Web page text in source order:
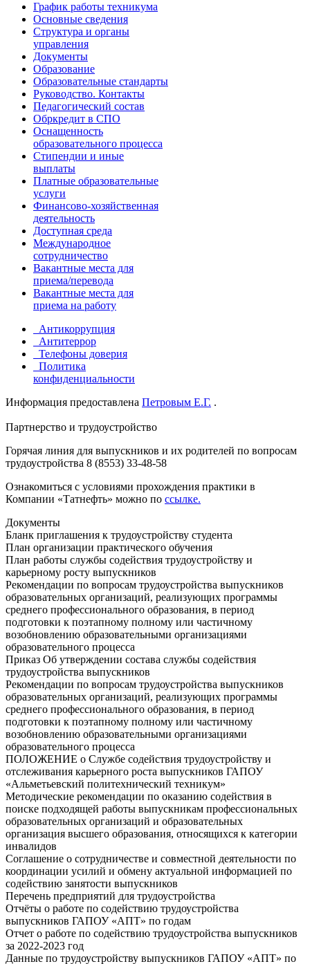
График работы техникума
Основные сведения
Структура и органы
управления
Документы
Образование
Образовательные стандарты
Руководство. Контакты
Педагогический состав
Обркредит в СПО
Оснащенность
образовательного процесса
Стипендии и иные
выплаты
Платные образовательные
услуги
Финансово-хозяйственная
деятельность
Доступная среда
Международное
сотрудничество
Вакантные места для
приема/перевода
Вакантные места для
приема на работу
Антикоррупция
Антитеррор
Телефоны доверия
Политика
конфиденциальности
Информация предоставлена Петровым Е.Г. .
Партнерство и трудоустройство
Горячая линия для выпускников и их родителей по вопросам
трудоустройства 8 (8553) 33-48-58
Ознакомиться с условиями прохождения практики в
Компании «Татнефть» можно по ссылке.
Документы
Бланк приглашения к трудоустройству студента
План организации практического обучения
План работы службы содействия трудоустройству и
карьерному росту выпускников
Рекомендации по вопросам трудоустройства выпускников
образовательных организаций, реализующих программы
среднего профессионального образования, в период
подготовки к поэтапному полному или частичному
возобновлению образовательными организациями
образовательного процесса
Приказ Об утверждении состава службы содействия
трудоустройства выпускников
Рекомендации по вопросам трудоустройства выпускников
образовательных организаций, реализующих программы
среднего профессионального образования, в период
подготовки к поэтапному полному или частичному
возобновлению образовательными организациями
образовательного процесса
ПОЛОЖЕНИЕ о Службе содействия трудоустройству и
отслеживания карьерного роста выпускников ГАПОУ
«Альметьевский политехнический техникум»
Методические рекомендации по оказанию содействия в
поиске подходящей работы выпускникам профессиональных
образовательных организаций и образовательных
организация высшего образования, относящихся к категории
инвалидов
Соглашение о сотрудничестве и совместной деятельности по
координации усилий и обмену актуальной информацией по
содействию занятости выпускников
Перечень предприятий для трудоустройства
Отчёты о работе по содействию трудоустройства
выпускников ГАПОУ «АПТ» по годам
Отчет о работе по содействию трудоустройства выпускников
за 2022-2023 год
Данные по трудоустройству выпускников ГАПОУ «АПТ» по